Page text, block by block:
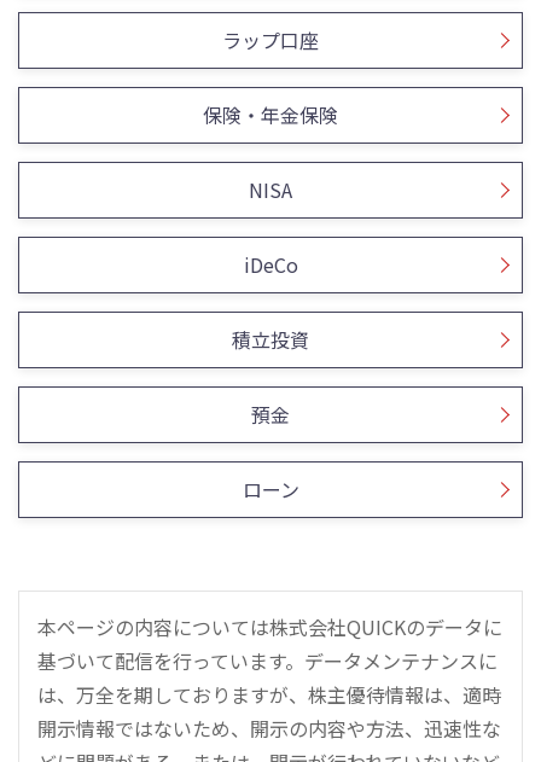
ラップ口座
保険・年金保険
NISA
iDeCo
積立投資
預金
ローン
本ページの内容については株式会社QUICKのデータに
基づいて配信を行っています。データメンテナンスに
は、万全を期しておりますが、株主優待情報は、適時
開示情報ではないため、開示の内容や方法、迅速性な